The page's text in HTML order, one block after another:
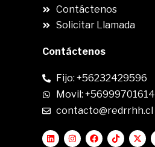
Contáctenos
Solicitar Llamada
Contáctenos
Fijo: +56232429596
Movil: +56999701614
contacto@redrrhh.cl